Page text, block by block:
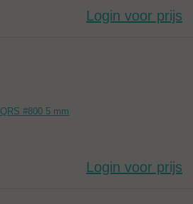
Login voor prijs
#800 5 mm
Login voor prijs